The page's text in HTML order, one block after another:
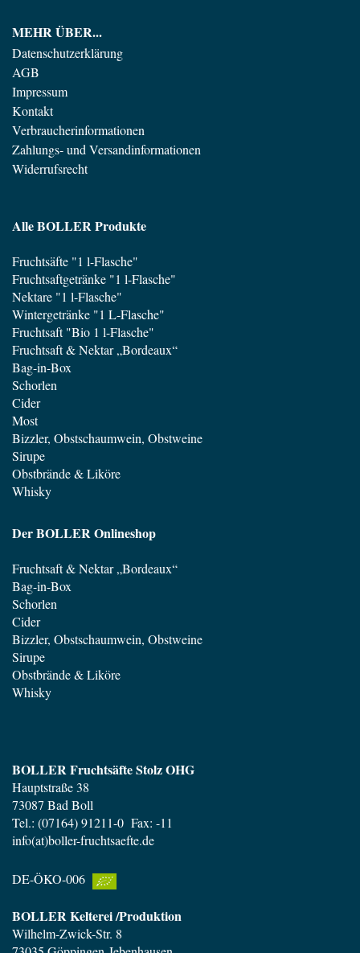
MEHR ÜBER...
Datenschutzerklärung
AGB
Impressum
Kontakt
Verbraucherinformationen
Zahlungs- und Versandinformationen
Widerrufsrecht
Alle BOLLER Produkte
Fruchtsäfte "1 l-Flasche"
Fruchtsaftgetränke "1 l-Flasche"
Nektare "1 l-Flasche"
Wintergetränke "1 L-Flasche"
Fruchtsaft "Bio 1 l-Flasche"
Fruchtsaft & Nektar „Bordeaux“
Bag-in-Box
Schorlen
Cider
Most
Bizzler, Obstschaumwein, Obstweine
Sirupe
Obstbrände & Liköre
Whisky
Der BOLLER Onlineshop
Fruchtsaft & Nektar „Bordeaux“
Bag-in-Box
Schorlen
Cider
Bizzler, Obstschaumwein, Obstweine
Sirupe
Obstbrände & Liköre
Whisky
BOLLER Fruchtsäfte Stolz OHG
Hauptstraße 38
73087 Bad Boll
Tel.: (07164) 91211-0 Fax: -11
info(at)boller-fruchtsaefte.de
DE-ÖKO-006
BOLLER Kelterei /Produktion
Wilhelm-Zwick-Str. 8